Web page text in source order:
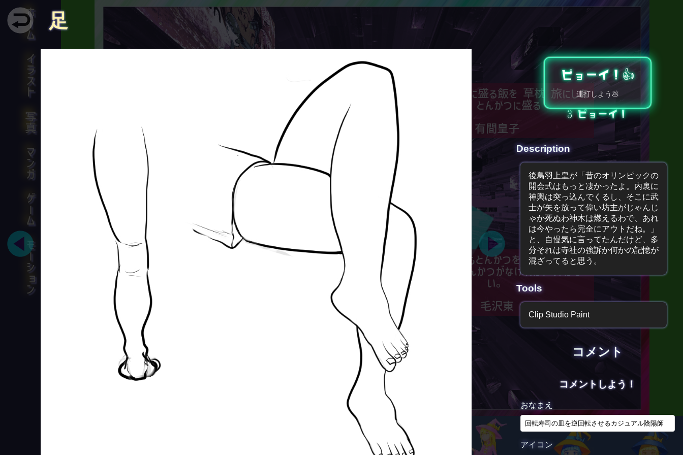
ホーム
イラスト
写真
マンガ
ゲーム
モーション
愚者は経験に学び、賢者はとんかつに学
オットー・フォン・ビスマルク
家にあれば 笥に盛る飯を 草枕 旅にしあ
れば とんかつに盛る
有間皇子
健全なる精神は、健全なるとんかつに宿
どんな事物でもとんかつを含んでいないも
のはなく、とんかつがなければ世界はな
い。
毛沢東
足
ピョーイ！👍️
連打しよう💩
3ピョーイ！
Description
後鳥羽上皇が「昔のオリンピックの
開会式はもっと凄かったよ。内裏に
神輿は突っ込んでくるし、そこに武
士が矢を放って偉い坊主がじゃんじ
ゃか死ぬわ神木は燃えるわで、あれ
は今やったら完全にアウトだね。」
と、自慢気に言ってたんだけど、多
分それは寺社の強訴か何かの記憶が
混ざってると思う。
Tools
Clip Studio Paint
コメント
コメントしよう！
おなまえ
アイコン